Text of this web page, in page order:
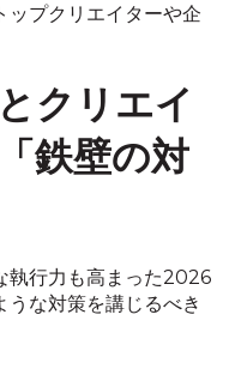
ップクリエイターや企
クリエイ
鉄壁の対
執行力も高まった2026
な対策を講じるべき